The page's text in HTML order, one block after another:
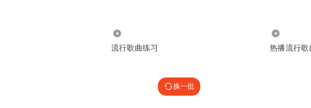
流行歌曲练习 热播流行歌
换一批